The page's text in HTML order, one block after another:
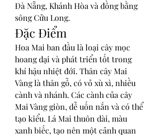
Đà Nẵng, Khánh Hòa và đồng bằng
sông Cửu Long.
Đặc Điểm
Hoa Mai ban đầu là loại cây mọc
hoang dại và phát triển tốt trong
khí hậu nhiệt đới. Thân cây Mai
Vàng là thân gỗ, có vỏ xù xì, nhiều
cành và nhánh. Các cành của cây
Mai Vàng giòn, dễ uốn nắn và có thể
tạo kiểu. Lá Mai thuôn dài, màu
xanh biếc, tạo nên một cảnh quan